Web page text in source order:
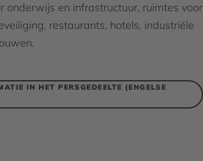
onderwijs en infrastructuur, ruimtes voor
restaurants, hotels, industriële
IN HET PERSGEDEELTE (ENGELSE